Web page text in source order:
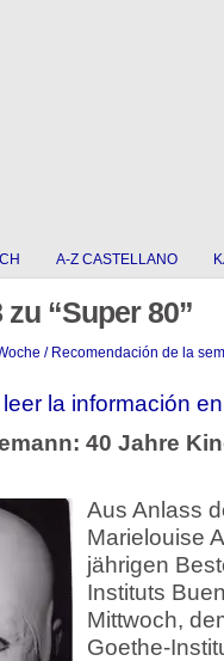
A-Z CASTELLANO
“Super 80”
/ Recomendación de la
la información
40 Jahre
Aus Anlass
Marielouise
jährigen
Instituts
Mittwoch,
Goethe-